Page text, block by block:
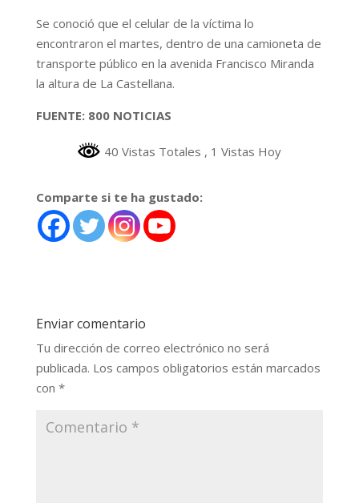
Se conoció que el celular de la víctima lo
encontraron el martes, dentro de una camioneta de
transporte público en la avenida Francisco Miranda
la altura de La Castellana.
FUENTE: 800 NOTICIAS
40 Vistas Totales , 1 Vistas Hoy
Comparte si te ha gustado:
Enviar comentario
Tu dirección de correo electrónico no será
publicada. Los campos obligatorios están marcados
con *